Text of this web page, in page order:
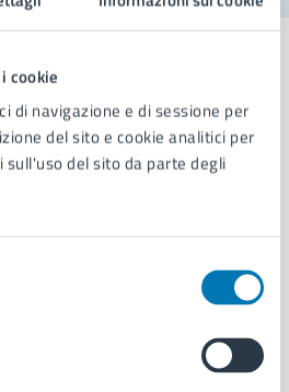
cookie
di navigazione e di sessione per
del sito e cookie analitici per
del sito da parte degli